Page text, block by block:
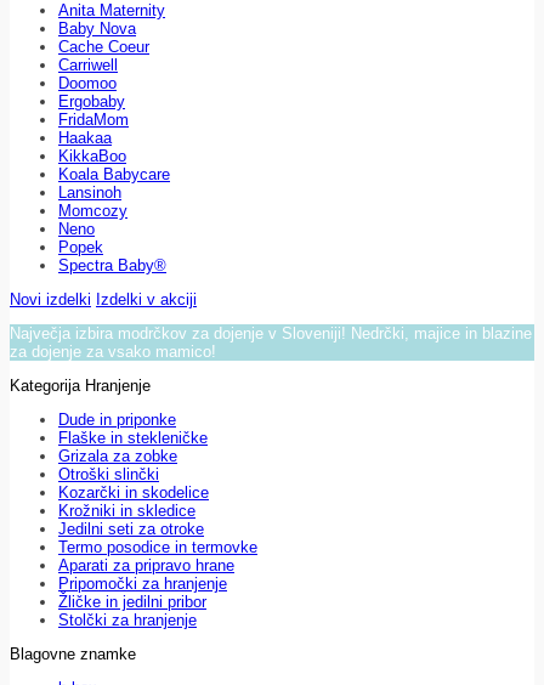
Anita Maternity
Baby Nova
Cache Coeur
Carriwell
Doomoo
Ergobaby
FridaMom
Haakaa
KikkaBoo
Koala Babycare
Lansinoh
Momcozy
Neno
Popek
Spectra Baby®
Novi izdelki Izdelki v akciji
Največja izbira modrčkov za dojenje v Sloveniji! Nedrčki, majice in blazine
za dojenje za vsako mamico!
Kategorija Hranjenje
Dude in priponke
Flaške in stekleničke
Grizala za zobke
Otroški slinčki
Kozarčki in skodelice
Krožniki in skledice
Jedilni seti za otroke
Termo posodice in termovke
Aparati za pripravo hrane
Pripomočki za hranjenje
Žličke in jedilni pribor
Stolčki za hranjenje
Blagovne znamke